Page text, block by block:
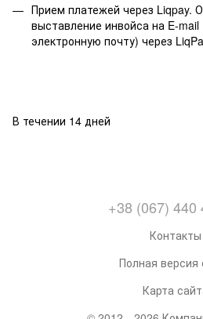
Прием платежей через Liqpay.
выставление инвойса на E-
электронную почту) через
В течении 14 дней
+38 (067) 440
Контакты
Полная версия
Карта